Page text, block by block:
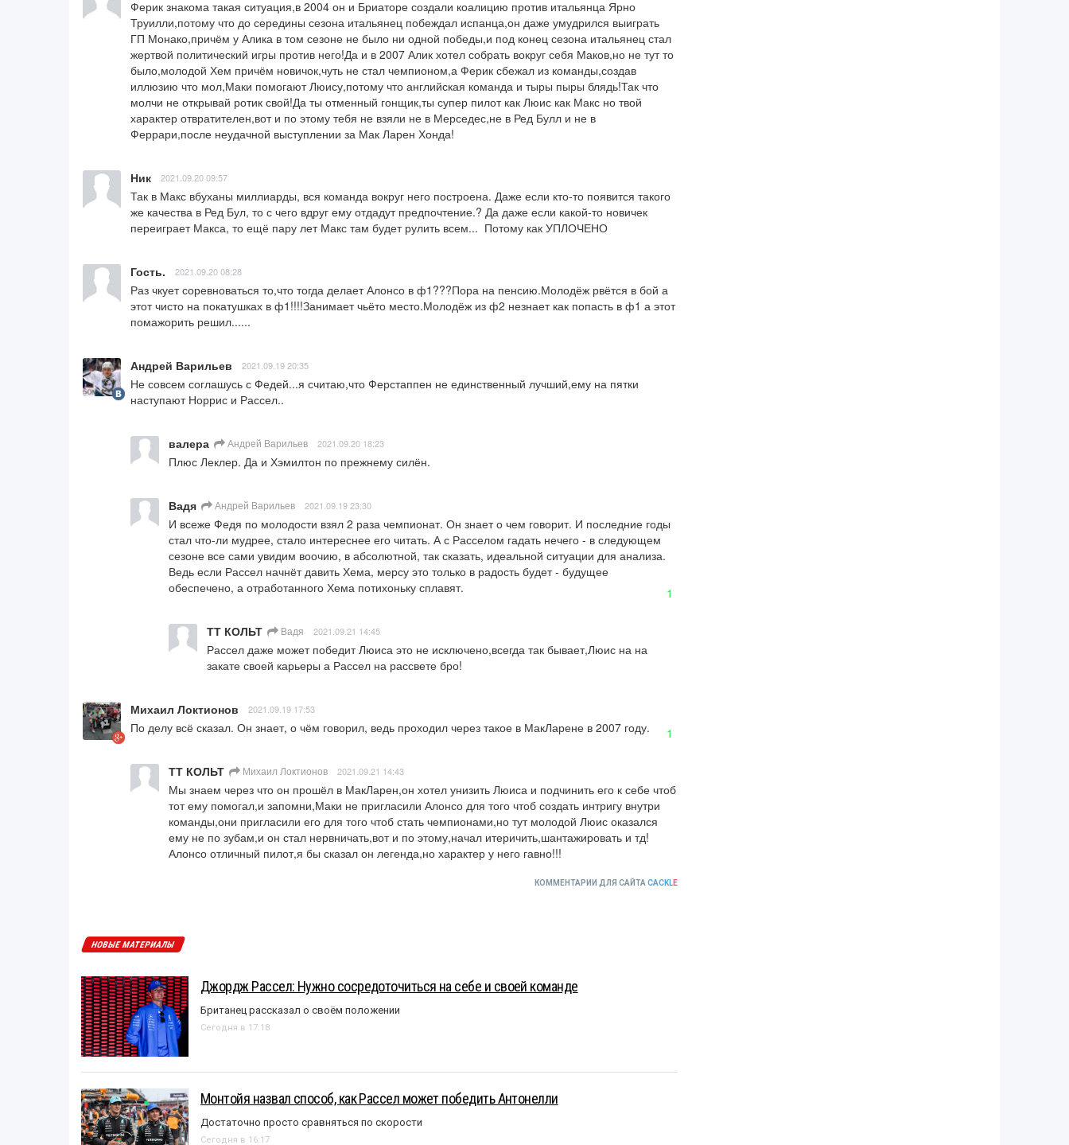
Ферик знакома такая ситуация,в 2004 он и Бриаторе создали коалицию против итальянца Ярно
Труилли,потому что до середины сезона итальянец побеждал испанца,он даже умудрился выиграть
ГП Монако,причём у Алика в том сезоне не было ни одной победы,и под конец сезона итальянец стал
жертвой политический игры против него!Да и в 2007 Алик хотел собрать вокруг себя Маков,но не тут то
было,молодой Хем причём новичок,чуть не стал чемпионом,а Ферик сбежал из команды,создав
иллюзию что мол,Маки помогают Люису,потому что английская команда и тыры пыры блядь!Так что
молчи не открывай ротик свой!Да ты отменный гонщик,ты супер пилот как Люис как Макс но твой
характер отвратителен,вот и по этому тебя не взяли не в Мерседес,не в Ред Булл и не в
Феррари,после неудачной выступлении за Мак Ларен Хонда!
Ник 2021.09.20 09:57
Так в Макс вбуханы миллиарды, вся команда вокруг него построена. Даже если кто-то появится такого
же качества в Ред Бул, то с чего вдруг ему отдадут предпочтение.? Да даже если какой-то новичек
переиграет Макса, то ещё пару лет Макс там будет рулить всем...  Потому как УПЛОЧЕНО
Гость. 2021.09.20 08:28
Раз чкует соревноваться то,что тогда делает Алонсо в ф1???Пора на пенсию.Молодёж рвётся в бой а
этот чисто на покатушках в ф1!!!!Занимает чьёто место.Молодёж из ф2 незнает как попасть в ф1 а этот
помажорить решил......
Андрей Варильев 2021.09.19 20:35
Не совсем соглашусь с Федей...я считаю,что Ферстаппен не единственный лучший,ему на пятки
наступают Норрис и Рассел..
валера Андрей Варильев 2021.09.20 18:23
Плюс Леклер. Да и Хэмилтон по прежнему силён.
Вадя Андрей Варильев 2021.09.19 23:30
И всеже Федя по молодости взял 2 раза чемпионат. Он знает о чем говорит. И последние годы
стал что-ли мудрее, стало интереснее его читать. А с Расселом гадать нечего - в следующем
сезоне все сами увидим воочию, в абсолютной, так сказать, идеальной ситуации для анализа.
Ведь если Рассел начнёт давить Хема, мерсу это только в радость будет - будущее
обеспечено, а отработанного Хема потихоньку сплавят.
1
ТТ КОЛЬТ Вадя 2021.09.21 14:45
Рассел даже может победит Люиса это не исключено,всегда так бывает,Люис на на
закате своей карьеры а Рассел на рассвете бро!
Михаил Локтионов 2021.09.19 17:53
По делу всё сказал. Он знает, о чём говорил, ведь проходил через такое в МакЛарене в 2007 году. 1
ТТ КОЛЬТ Михаил Локтионов 2021.09.21 14:43
Мы знаем через что он прошёл в МакЛарен,он хотел унизить Люиса и подчинить его к себе чтоб
тот ему помогал,и запомни,Маки не пригласили Алонсо для того чтоб создать интригу внутри
команды,они пригласили его для того чтоб стать чемпионами,но тут молодой Люис оказался
ему не по зубам,и он стал нервничать,вот и по этому,начал итеричить,шантажировать и тд!
Алонсо отличный пилот,я бы сказал он легенда,но характер у него гавно!!!
КОММЕНТАРИИ ДЛЯ САЙТА CACKLE
НОВЫЕ МАТЕРИАЛЫ
Джордж Рассел: Нужно сосредоточиться на себе и своей команде
Британец рассказал о своём положении
Сегодня в 17:18
Монтойя назвал способ, как Рассел может победить Антонелли
Достаточно просто сравняться по скорости
Сегодня в 16:17